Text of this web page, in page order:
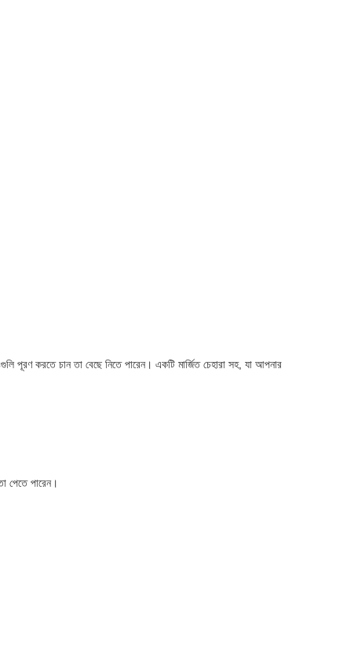
পূরণ করতে চান তা বেছে নিতে পারেন। একটি মার্জিত চেহারা সহ, যা আপনার
পেতে পারেন।